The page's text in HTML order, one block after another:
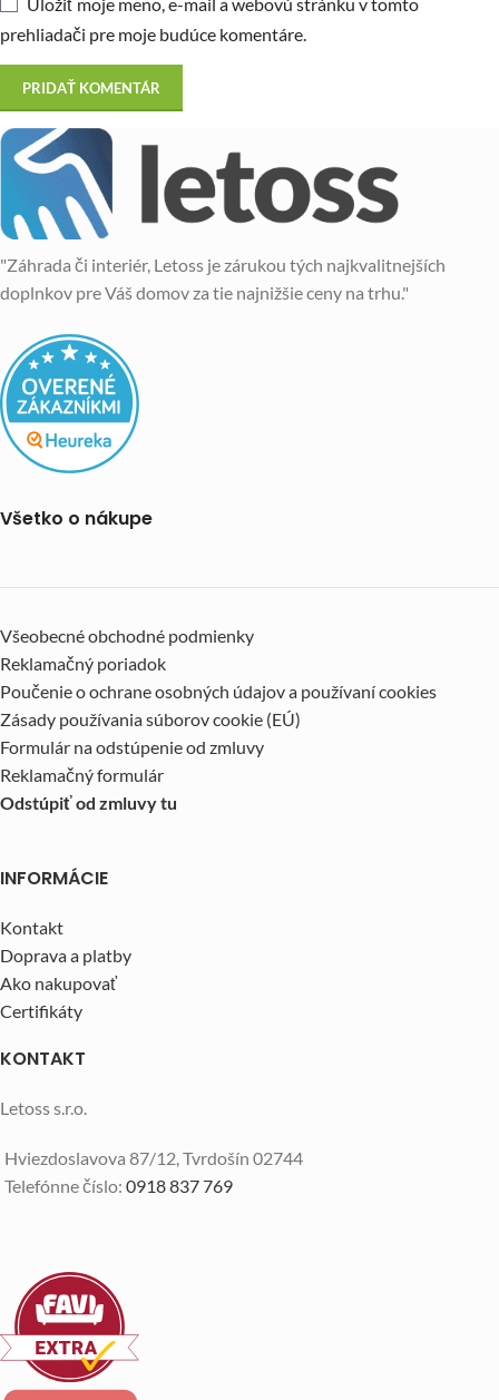
prehliadači pre moje budúce komentáre.
"Záhrada či interiér, Letoss je zárukou tých najkvalitnejších
doplnkov pre Váš domov za tie najnižšie ceny na trhu."
Všetko o nákupe
Všeobecné obchodné podmienky
Reklamačný poriadok
Poučenie o ochrane osobných údajov a používaní cookies
Zásady používania súborov cookie (EÚ)
Formulár na odstúpenie od zmluvy
Reklamačný formulár
Odstúpiť od zmluvy tu
INFORMÁCIE
Kontakt
Doprava a platby
Ako nakupovať
Certifikáty
KONTAKT
Letoss s.r.o.
Hviezdoslavova 87/12, Tvrdošín 02744
Telefónne číslo: 0918 837 769